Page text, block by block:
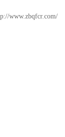
www.zbqfcr.com/